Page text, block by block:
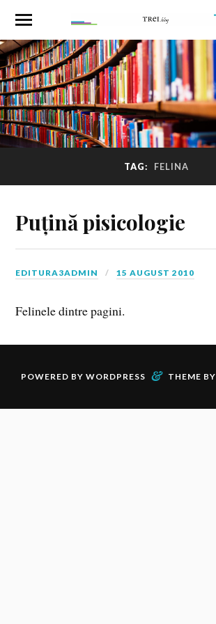
TAG: FELINA
Puțină pisicologie
EDITURA3ADMIN 15 AUGUST 2010
Felinele dintre pagini.
POWERED BY WORDPRESS & THEME BY